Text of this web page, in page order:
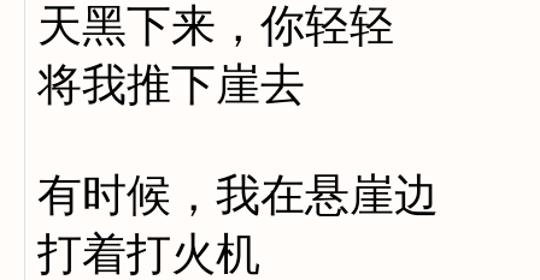
天黑下来，你轻轻
将我推下崖去
有时候，我在悬崖边
打着打火机